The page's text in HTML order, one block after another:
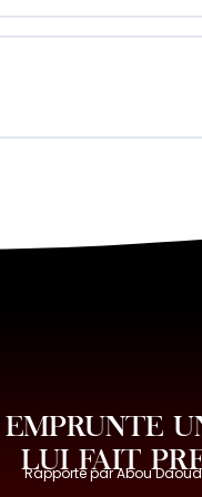
LUI FAIT
Rapporté par Abou